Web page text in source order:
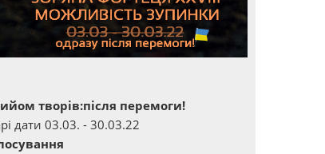
творів:після перемоги!
дати 03.03. - 30.03.22